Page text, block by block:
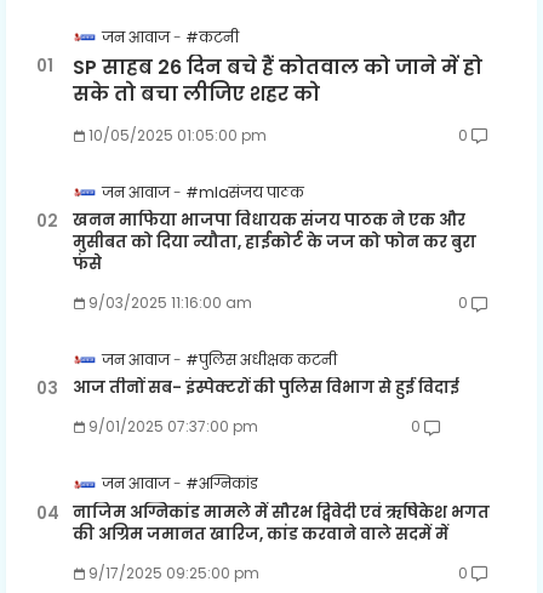
जन आवाज #कटनी
SP साहब 26 दिन बचे हैं कोतवाल को जाने में हो
सके तो बचा लीजिए शहर को
10/05/2025 01:05:00 pm 0
जन आवाज #mlaसंजय पाठक
खनन माफिया भाजपा विधायक संजय पाठक ने एक और
मुसीबत को दिया न्यौता, हाईकोर्ट के जज को फोन कर बुरा
फंसे
9/03/2025 11:16:00 am 0
जन आवाज #पुलिस अधीक्षक कटनी
आज तीनों सब- इंस्पेक्टरों की पुलिस विभाग से हुई विदाई
9/01/2025 07:37:00 pm 0
जन आवाज #अग्निकांड
नाजिम अग्निकांड मामले में सौरभ द्विवेदी एवं ऋषिकेश भगत
की अग्रिम जमानत खारिज, कांड करवाने वाले सदमें में
9/17/2025 09:25:00 pm 0